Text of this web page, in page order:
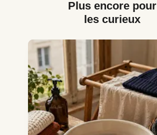
Plus encore pour
les curieux